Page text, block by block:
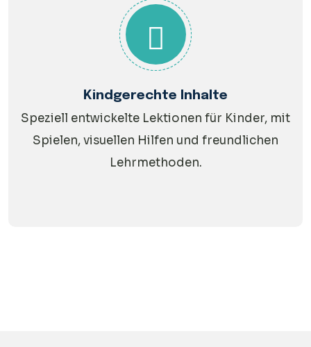
Kindgerechte Inhalte
Speziell entwickelte Lektionen für Kinder, mit
Spielen, visuellen Hilfen und freundlichen
Lehrmethoden.